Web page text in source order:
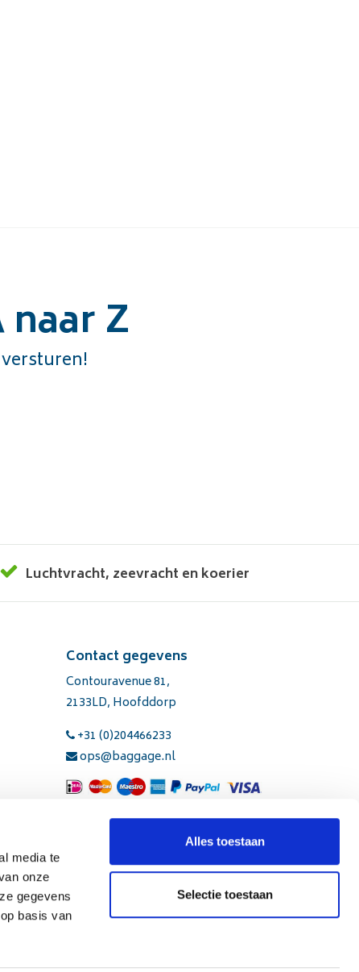
media te
onze
gegevens
basis van
Alles toestaan
Selectie toestaan
Z
Luchtvracht, zeevracht enkoerier
Contact gegevens
Contouravenue 81,
2133LD, Hoofddorp
+31 (0)204466233
ops@baggage.nl